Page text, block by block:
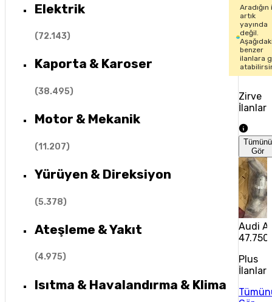
Elektrik
(72.143)
Kaporta & Karoser
(38.495)
Motor & Mekanik
(11.207)
Yürüyen & Direksiyon
(5.378)
Ateşleme & Yakıt
(4.975)
Isıtma & Havalandırma & Klima
Aradığın
artık
yayında
değil.
benzer
ilanlara
Zirve
İlanlar
Tümünü
Gör
Audi
47.750
Plus
İlanlar